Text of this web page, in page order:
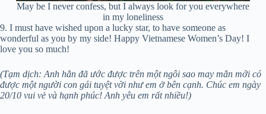
May be I never confess, but I always look for you everywhere
in my loneliness
9. I must have wished upon a lucky star, to have someone as
wonderful as you by my side! Happy Vietnamese Women’s Day! I
love you so much!
(Tạm dịch: Anh hẳn đã ước được trên một ngôi sao may mắn mới có
được một người con gái tuyệt vời như em ở bên cạnh. Chúc em ngày
20/10 vui vẻ và hạnh phúc! Anh yêu em rất nhiều!)